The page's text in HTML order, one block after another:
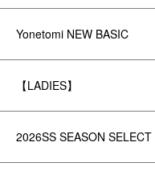
Yonetomi NEW BASIC
【LADIES】
2026SS SEASON SELECT